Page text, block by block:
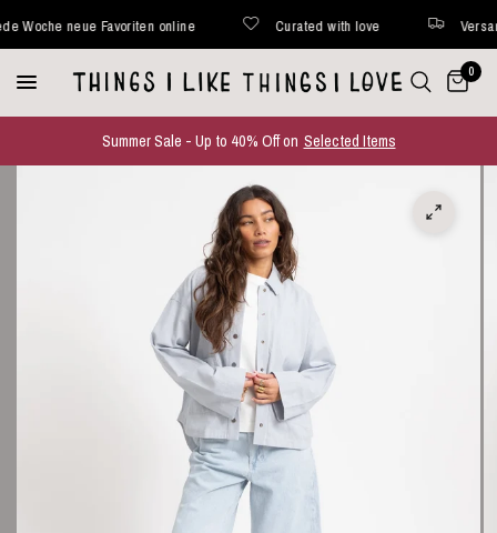
neue Favoriten online Curated with love Versand
0
Summer Sale - Up to 40% Off on Selected Items